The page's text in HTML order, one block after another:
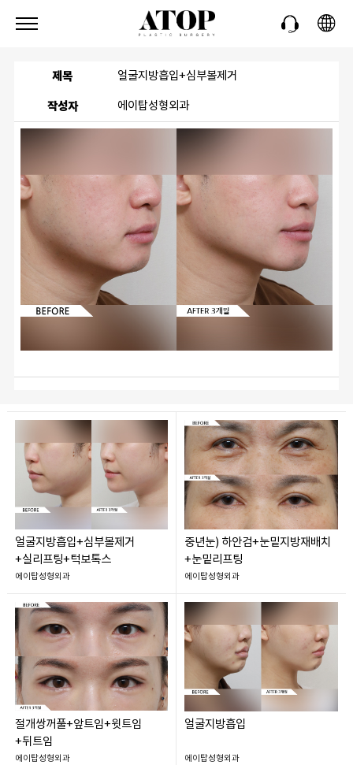
제목 얼굴지방흡입+심부볼제거
작성자 에이탑성형외과
얼굴지방흡입+심부볼제거
+실리프팅+턱보톡스
에이탑성형외과
중년눈) 하안검+눈밑지방재배치
+눈밑리프팅
에이탑성형외과
절개쌍꺼풀+앞트임+윗트임
+뒤트임
에이탑성형외과
얼굴지방흡입
에이탑성형외과